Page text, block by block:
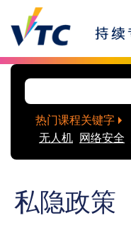
热门课程关键字
无人机
网络安全
私隐政策